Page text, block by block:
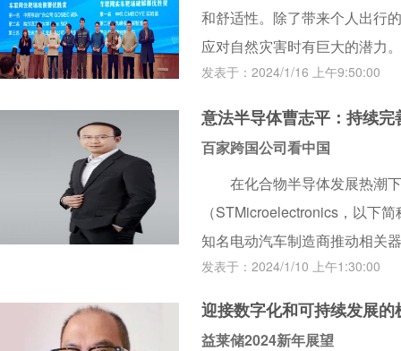
和舒适性。除了带来个人出行
应对自然灾害时有巨大的潜力。
发表于：2024/1/16 上午9:50:00
意法半导体曹志平：持续
百家跨国公司看中国
在化合物半导体发展热潮下
（STMicroelectronics，以下
知名电动汽车制造商推动相关
件市场占据着优势份额。据ST
50%。
发表于：2024/1/10 上午1:30:00
迎接数字化和可持续发展的
益莱储2024新年展望